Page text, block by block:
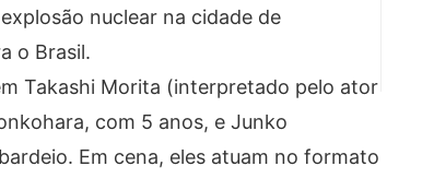
nuclear na cidade de
o Brasil.
Takashi Morita (interpretado pelo ator
com 5 anos, e Junko
Em cena, eles atuam no formato